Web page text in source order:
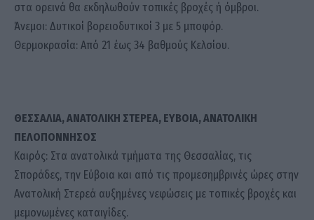
στα ορεινά θα εκδηλωθούν τοπικές βροχές ή όμβροι.
Άνεμοι: Δυτικοί βορειοδυτικοί 3 με 5 μποφόρ.
Θερμοκρασία: Από 21 έως 34 βαθμούς Κελσίου.
ΘΕΣΣΑΛΙΑ, ΑΝΑΤΟΛΙΚΗ ΣΤΕΡΕΑ, ΕΥΒΟΙΑ, ΑΝΑΤΟΛΙΚΗ
ΠΕΛΟΠΟΝΝΗΣΟΣ
Καιρός: Στα ανατολικά τμήματα της Θεσσαλίας, τις
Σποράδες, την Εύβοια και από τις προμεσημβρινές ώρες στην
Ανατολική Στερεά αυξημένες νεφώσεις με τοπικές βροχές και
μεμονωμένες καταιγίδες.